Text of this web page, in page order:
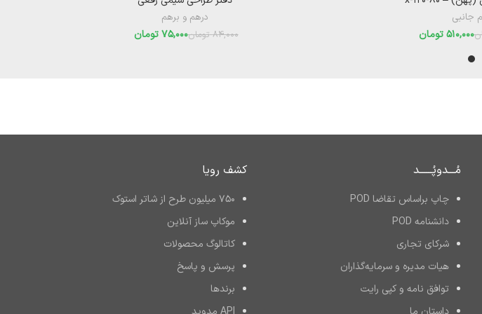
جانبی
510,000تومان
درهم و برهم
84,000 تومان75,000 تومان
مُـــدوپُــــــد
چاپ براساس تقاضا POD
دانشنامه POD
شرکای تجاری
هیات مدیره و سرمایه‌گذاران
توافق نامه و کپی رایت
کشف رویا
۷۵۰ میلیون طرح از شاتر استوک
موکاپ ساز آنلاین
کاتالوگ محصولات
پرسش و پاسخ
برند‌ها